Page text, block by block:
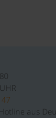
aus